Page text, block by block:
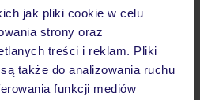
jak pliki cookie w celu
strony oraz
treści i reklam. Pliki
także do analizowania ruchu
funkcji mediów